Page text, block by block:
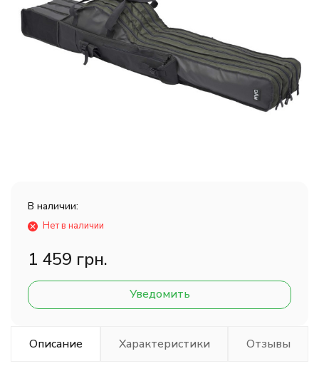
В наличии:
Нет в наличии
1 459 грн.
Уведомить
Описание Характеристики Отзывы